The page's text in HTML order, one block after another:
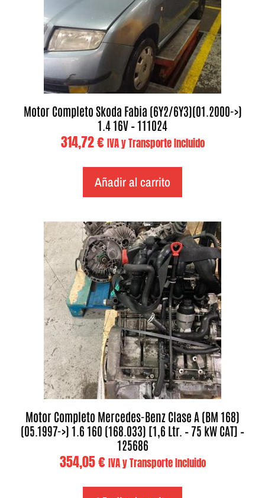
Motor Completo Skoda Fabia (6Y2/6Y3)(01.2000->)
1.4 16V – 111024
314,72€ IVA y Transporte Incluido
Añadir al carrito
Motor Completo Mercedes-Benz Clase A (BM 168)
(05.1997->) 1.6 160 (168.033) [1,6 Ltr. – 75 kW CAT] –
125686
354,05€ IVA y Transporte Incluido